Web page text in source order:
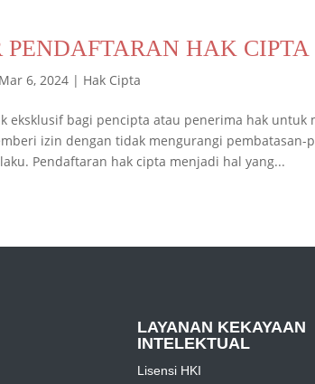
PENDAFTARAN HAK CIPTA
Mar 6, 2024 | Hak Cipta
eksklusif bagi pencipta atau penerima hak
izin dengan tidak mengurangi
Pendaftaran hak cipta menjadi hal yang...
LAYANAN KEKAYAAN
INTELEKTUAL
Lisensi HKI